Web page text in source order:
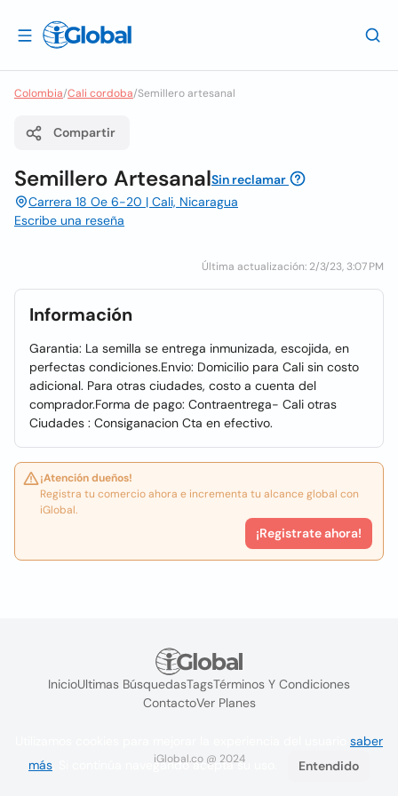
Colombia/Cali cordoba/Semillero artesanal
Compartir
Semillero ArtesanalSin reclamar
Carrera 18 Oe 6-20 | Cali, Nicaragua
Escribe una reseña
Última actualización: 2/3/23, 3:07 PM
Información
Garantia: La semilla se entrega inmunizada, escojida, en
perfectas condiciones.Envio: Domicilio para Cali sin costo
adicional. Para otras ciudades, costo a cuenta del
comprador.Forma de pago: Contraentrega- Cali otras
Ciudades : Consiganacion Cta en efectivo.
¡Atención dueños!
Registra tu comercio ahora e incrementa tu alcance global con
iGlobal.
¡Registrate ahora!
InicioUltimas BúsquedasTagsTérminos Y Condiciones
ContactoVer Planes
iGlobal.co @ 2024
saber
más . Si continúa navegando acepta su uso. Entendido